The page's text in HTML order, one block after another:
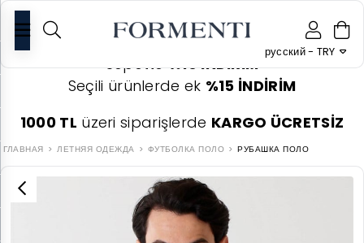
русский - TRY
0
Sepette%10 İNDİRİM
Seçili ürünlerde ek %15 İNDİRİM
1000 TL üzeri siparişlerde KARGO ÜCRETSİZ
ГЛАВНАЯ ЛЕТНЯЯ ОДЕЖДА ФУТБОЛКА ПОЛО РУБАШКА ПОЛО